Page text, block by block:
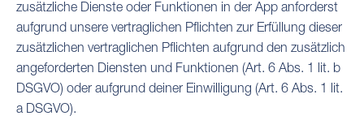
zusätzliche Dienste oder Funktionen in der App anforderst
aufgrund unsere vertraglichen Pflichten zur Erfüllung dieser
zusätzlichen vertraglichen Pflichten aufgrund den zusätzlich
angeforderten Diensten und Funktionen (Art. 6 Abs. 1 lit. b
DSGVO) oder aufgrund deiner Einwilligung (Art. 6 Abs. 1 lit.
a DSGVO).